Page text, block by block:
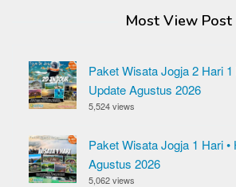
Most View Post
Paket Wisata Jogja 2 Hari
Update Agustus 2026
5,524 views
Paket Wisata Jogja 1 Hari •
Agustus 2026
5,062 views